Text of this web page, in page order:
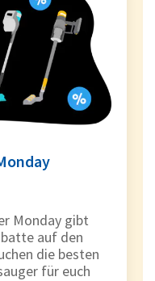
Monday gibt
auf den
die besten
für euch